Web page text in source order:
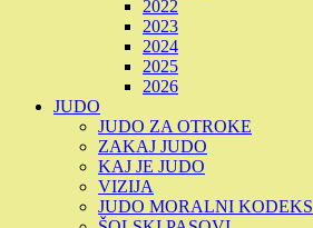
2022
2023
2024
2025
2026
JUDO
JUDO ZA OTROKE
ZAKAJ JUDO
KAJ JE JUDO
VIZIJA
JUDO MORALNI KODEKS